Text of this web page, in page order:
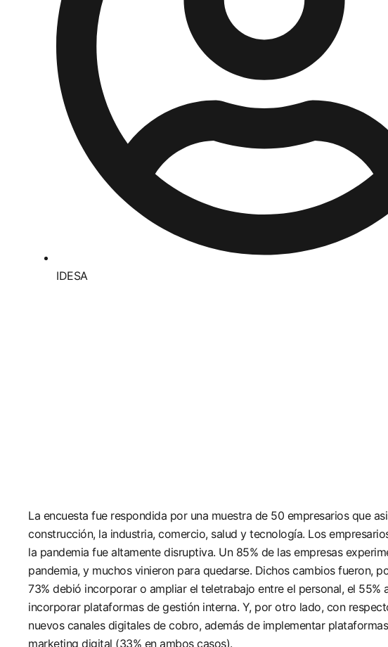
IDESA
La encuesta fue respondida por una muestra de 50 empresarios que
construcción, la industria, comercio, salud y tecnología. Los
la pandemia fue altamente disruptiva. Un 85% de las empresas
pandemia, y muchos vinieron para quedarse. Dichos cambios fueron,
73% debió incorporar o ampliar el teletrabajo entre el personal, el
incorporar plataformas de gestión interna. Y, por otro lado, con
nuevos canales digitales de cobro, además de implementar
marketing digital (33% en ambos casos).